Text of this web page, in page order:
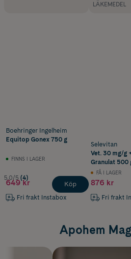
Boehringer Ingelheim
Equitop Gonex 750 g
FINNS I LAGER
5.0/5 (4)
649 kr
Fri frakt Instabox
Köp
LÄKEMEDEL
Selevitan
Vet. 30 mg/g
Granulat 500
FÅ I LAGER
876 kr
Fri frakt
Apohem